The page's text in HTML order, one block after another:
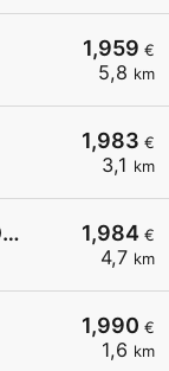
1,959 €
5,8 km
1,983 €
3,1 km
1,984 €
4,7 km
RELAIS ST GERMAIN EN LAYE ROOSEVELT
1,990 €
1,6 km